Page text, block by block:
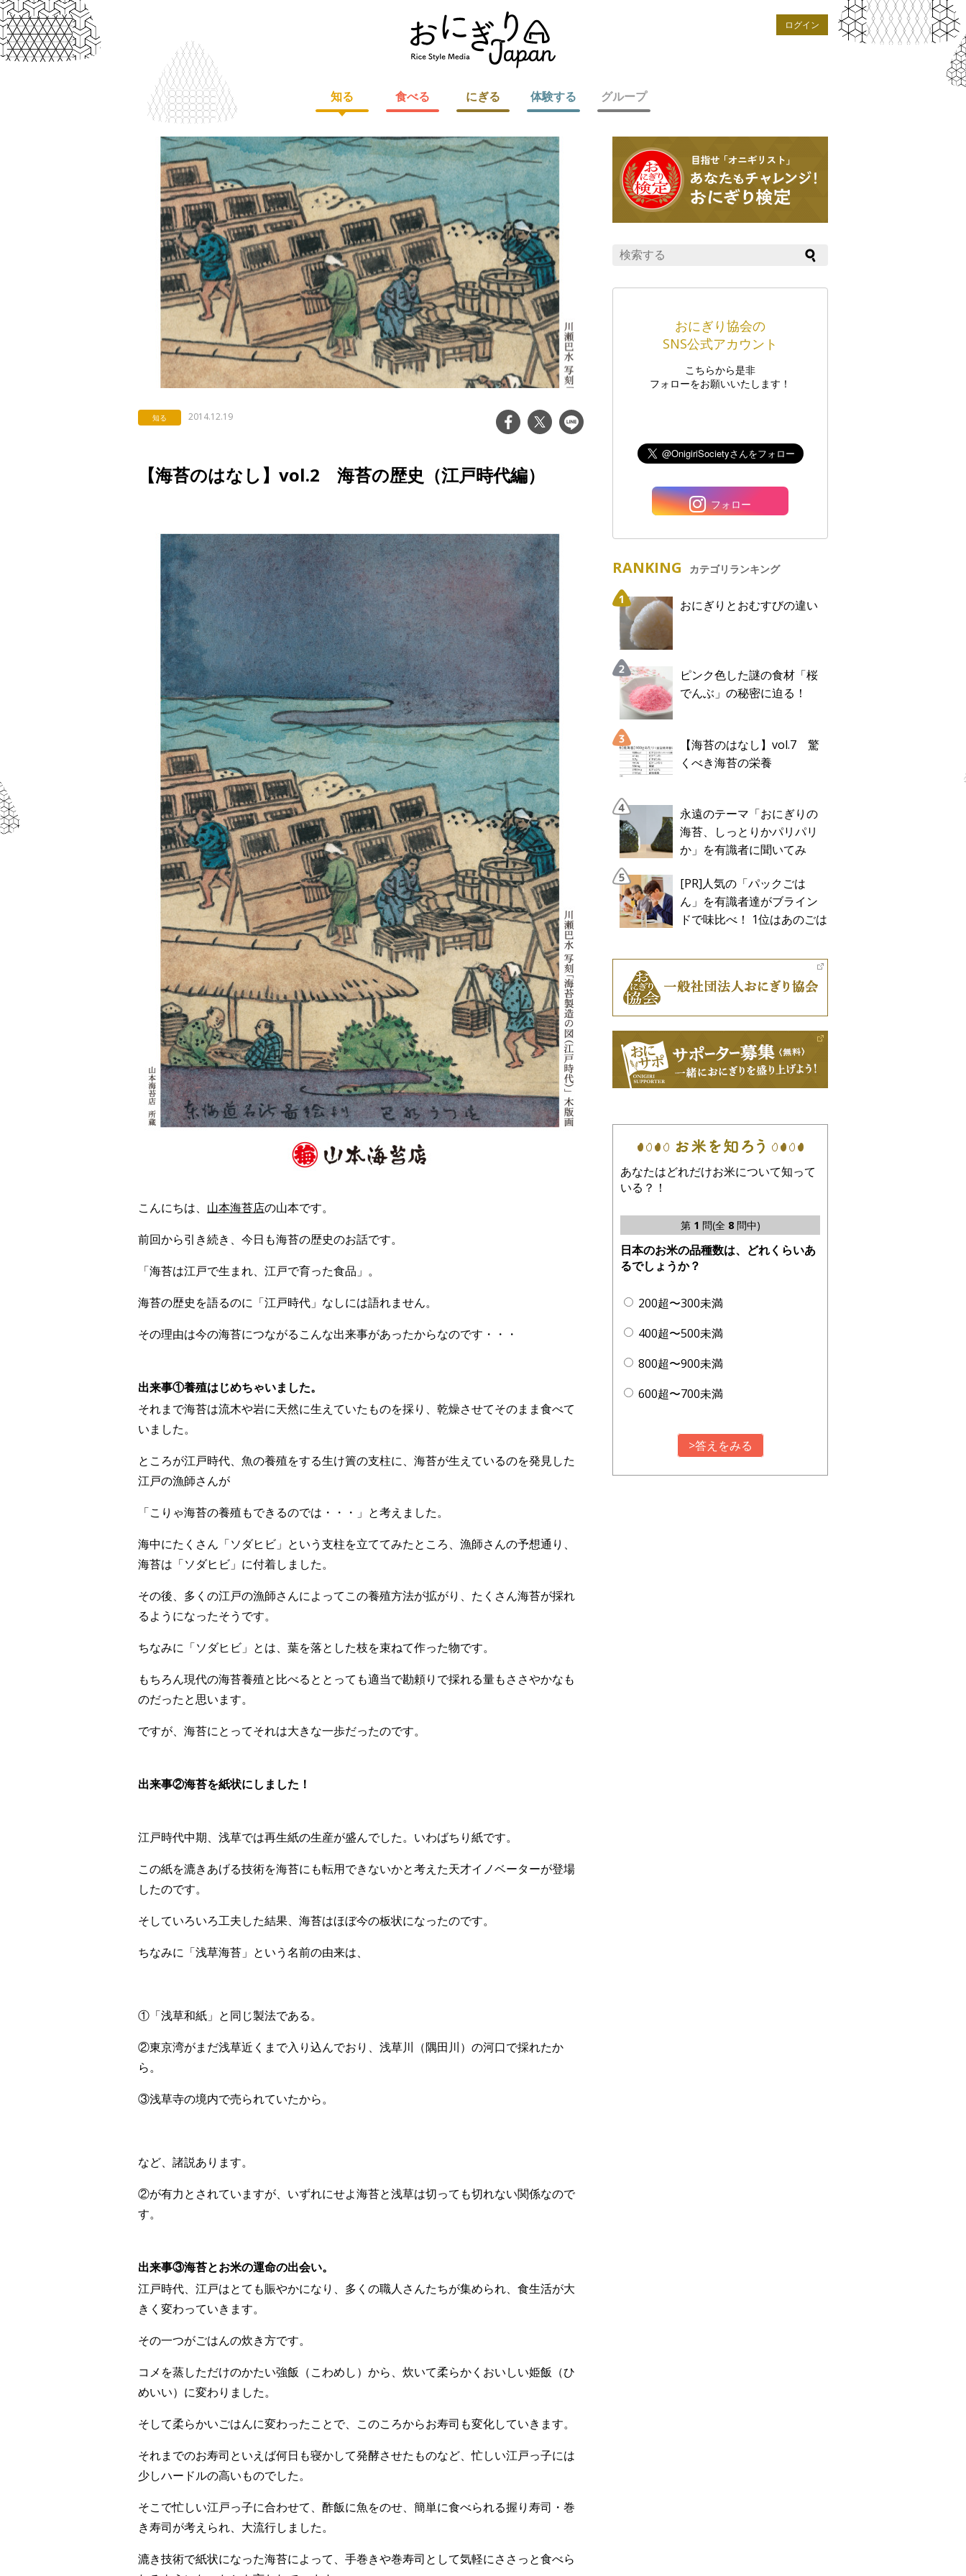
ログイン
知る 食べる にぎる 体験する グループ
知る 2014.12.19
【海苔のはなし】vol.2 海苔の歴史（江戸時代編）
こんにちは、 山本海苔店の山本です。
前回から引き続き、今日も海苔の歴史のお話です。
「海苔は江戸で生まれ、江戸で育った食品」。
海苔の歴史を語るのに「江戸時代」なしには語れません。
その理由は今の海苔につながるこんな出来事があったからなのです・・・
出来事①養殖はじめちゃいました。
それまで海苔は流木や岩に天然に生えていたものを採り、乾燥させてそのまま食べて
いました。
ところが江戸時代、魚の養殖をする生け簀の支柱に、海苔が生えているのを発見した
江戸の漁師さんが
「こりゃ海苔の養殖もできるのでは・・・」と考えました。
海中にたくさん「ソダヒビ」という支柱を立ててみたところ、漁師さんの予想通り、
海苔は「ソダヒビ」に付着しました。
その後、多くの江戸の漁師さんによってこの養殖方法が拡がり、たくさん海苔が採れ
るようになったそうです。
ちなみに「ソダヒビ」とは、葉を落とした枝を束ねて作った物です。
もちろん現代の海苔養殖と比べるととっても適当で勘頼りで採れる量もささやかなも
のだったと思います。
ですが、海苔にとってそれは大きな一歩だったのです。
出来事②海苔を紙状にしました！
江戸時代中期、浅草では再生紙の生産が盛んでした。いわばちり紙です。
この紙を漉きあげる技術を海苔にも転用できないかと考えた天才イノベーターが登場
したのです。
そしていろいろ工夫した結果、海苔はほぼ今の板状になったのです。
ちなみに「浅草海苔」という名前の由来は、
①「浅草和紙」と同じ製法である。
②東京湾がまだ浅草近くまで入り込んでおり、浅草川（隅田川）の河口で採れたか
ら。
③浅草寺の境内で売られていたから。
など、諸説あります。
②が有力とされていますが、いずれにせよ海苔と浅草は切っても切れない関係なので
す。
出来事③海苔とお米の運命の出会い。
江戸時代、江戸はとても賑やかになり、多くの職人さんたちが集められ、食生活が大
きく変わっていきます。
その一つがごはんの炊き方です。
コメを蒸しただけのかたい強飯（こわめし）から、炊いて柔らかくおいしい姫飯（ひ
めいい）に変わりました。
そして柔らかいごはんに変わったことで、このころからお寿司も変化していきます。
それまでのお寿司といえば何日も寝かして発酵させたものなど、忙しい江戸っ子には
少しハードルの高いものでした。
そこで忙しい江戸っ子に合わせて、酢飯に魚をのせ、簡単に食べられる握り寿司・巻
き寿司が考えられ、大流行しました。
漉き技術で紙状になった海苔によって、手巻きや巻寿司として気軽にささっと食べら
おにぎり協会の
SNS公式アカウント
こちらから是非
フォローをお願いいたします！
フォロー
RANKING カテゴリランキング
おにぎりとおむすびの違い
ピンク色した謎の食材「桜
でんぶ」の秘密に迫る！
【海苔のはなし】vol.7 驚
くべき海苔の栄養
永遠のテーマ「おにぎりの
海苔、しっとりかパリパリ
か」を有識者に聞いてみ
[PR]人気の「パックごは
ん」を有識者達がブライン
ドで味比べ！ 1位はあのごは
マーク
あなたはどれだけお米について知って
いる？！
第 1 問(全 8問中)
日本のお米の品種数は、どれくらいあ
るでしょうか？
200超〜300未満
400超〜500未満
800超〜900未満
600超〜700未満
>答えをみる